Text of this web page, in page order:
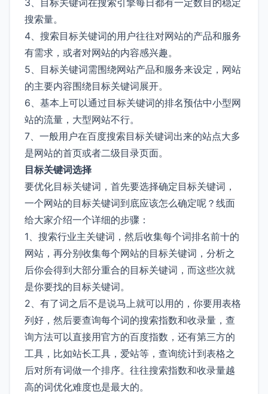
3、目标关键词在搜索引擎每日都有一定数目的稳定
搜索量。
4、搜索目标关键词的用户往往对网站的产品和服务
有需求，或者对网站的内容感兴趣。
5、目标关键词需围绕网站产品和服务来设定，网站
的主要内容围绕目标关键词展开。
6、基本上可以通过目标关键词的排名预估中小型网
站的流量，大型网站不行。
7、一般用户在百度搜索目标关键词出来的站点大多
是网站的首页或者二级目录页面。
目标关键词选择
要优化目标关键词，首先要选择确定目标关键词，
一个网站的目标关键词到底应该怎么确定呢？线面
给大家介绍一个详细的步骤：
1、搜索行业主关键词，然后收集每个词排名前十的
网站，再分别收集每个网站的目标关键词，分析之
后你会得到大部分重合的目标关键词，而这些次就
是你要找的目标关键词。
2、有了词之后不是说马上就可以用的，你要用表格
列好，然后要查询每个词的搜索指数和收录量，查
询方法可以直接用官方的百度指数，还有第三方的
工具，比如站长工具，爱站等，查询统计到表格之
后对所有词做一个排序。往往搜索指数和收录量越
高的词优化难度也是最大的。